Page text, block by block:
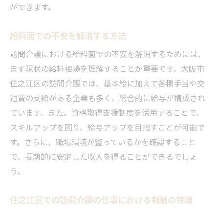
ができます。
給料面での不安を解消する方法
訪問介護における給料面での不安を解消するためには、
まず現状の給料相場を理解することが重要です。大阪市
住之江区の訪問介護では、基本給に加えて各種手当や交
通費の支給がある企業も多く、総合的に給与が構成され
ています。また、資格取得支援制度を活用することで、
スキルアップを図り、給与アップを目指すことが可能で
す。さらに、職場環境が整っているかを確認すること
で、長期的に安定した収入を得ることができるでしょ
う。
住之江区での訪問介護の仕事における報酬の特徴